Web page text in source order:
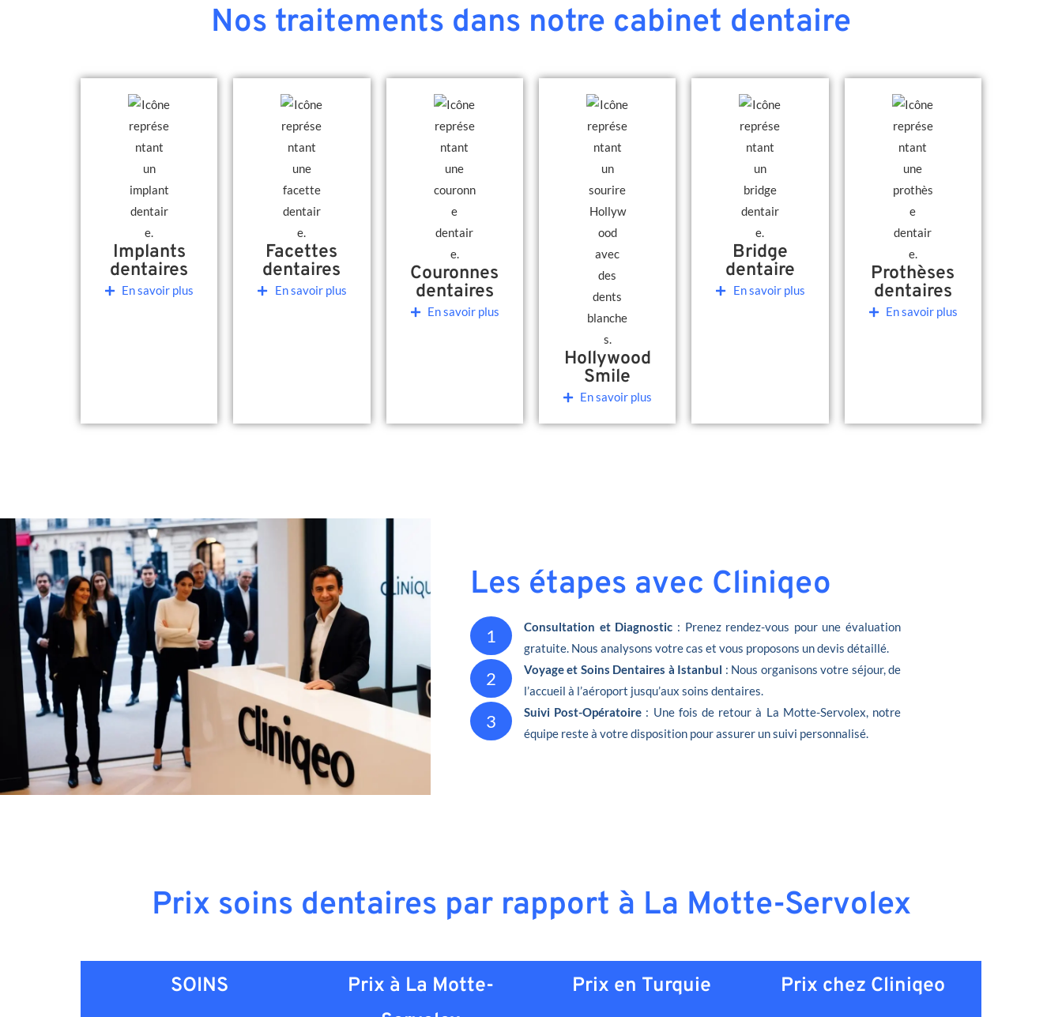
Nos traitements dans notre cabinet dentaire
Implants
dentaires
En savoir plus
Facettes
dentaires
En savoir plus
Couronnes
dentaires
En savoir plus
Hollywood
Smile
En savoir plus
Bridge
dentaire
En savoir plus
Prothèses
dentaires
En savoir plus
Les étapes avec Cliniqeo
1 Consultation et Diagnostic : Prenez rendez-vous pour une évaluation
gratuite. Nous analysons votre cas et vous proposons un devis détaillé.
2 Voyage et Soins Dentaires à Istanbul : Nous organisons votre séjour, de
l’accueil à l’aéroport jusqu’aux soins dentaires.
3 Suivi Post-Opératoire : Une fois de retour à La Motte-Servolex, notre
équipe reste à votre disposition pour assurer un suivi personnalisé.
Prix soins dentaires par rapport à La Motte-Servolex
SOINS
Prix à La Motte-
Prix en Turquie Prix chez Cliniqeo